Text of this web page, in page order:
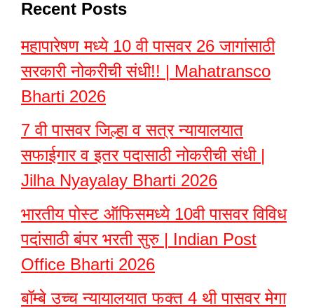
Recent Posts
महापारेषण मध्ये 10 वी पासवर 26 जागांसाठी
सरकारी नोकरीची संधी!! | Mahatransco
Bharti 2026
7 वी पासवर जिल्हा व सत्र न्यायालयात
सफाईगार व इतर पदासाठी नोकरीची संधी |
Jilha Nyayalay Bharti 2026
भारतीय पोस्ट ऑफिसमध्ये 10वी पासवर विविध
पदांसाठी बंपर भरती सुरु | Indian Post
Office Bharti 2026
बॉम्बे उच्च न्यायालयात फक्त 4 थी पासवर मेगा